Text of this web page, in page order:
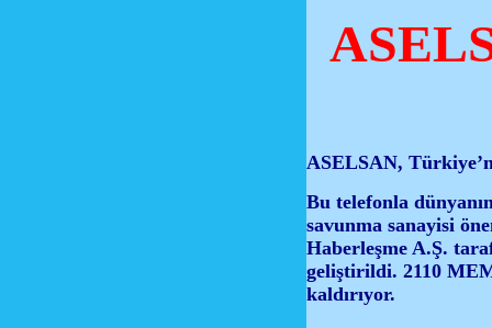
ASELSAN,
Bu telefonla
savunma sanayisi
Haberleşme A.Ş.
geliştirildi. 2110
kaldırıyor.